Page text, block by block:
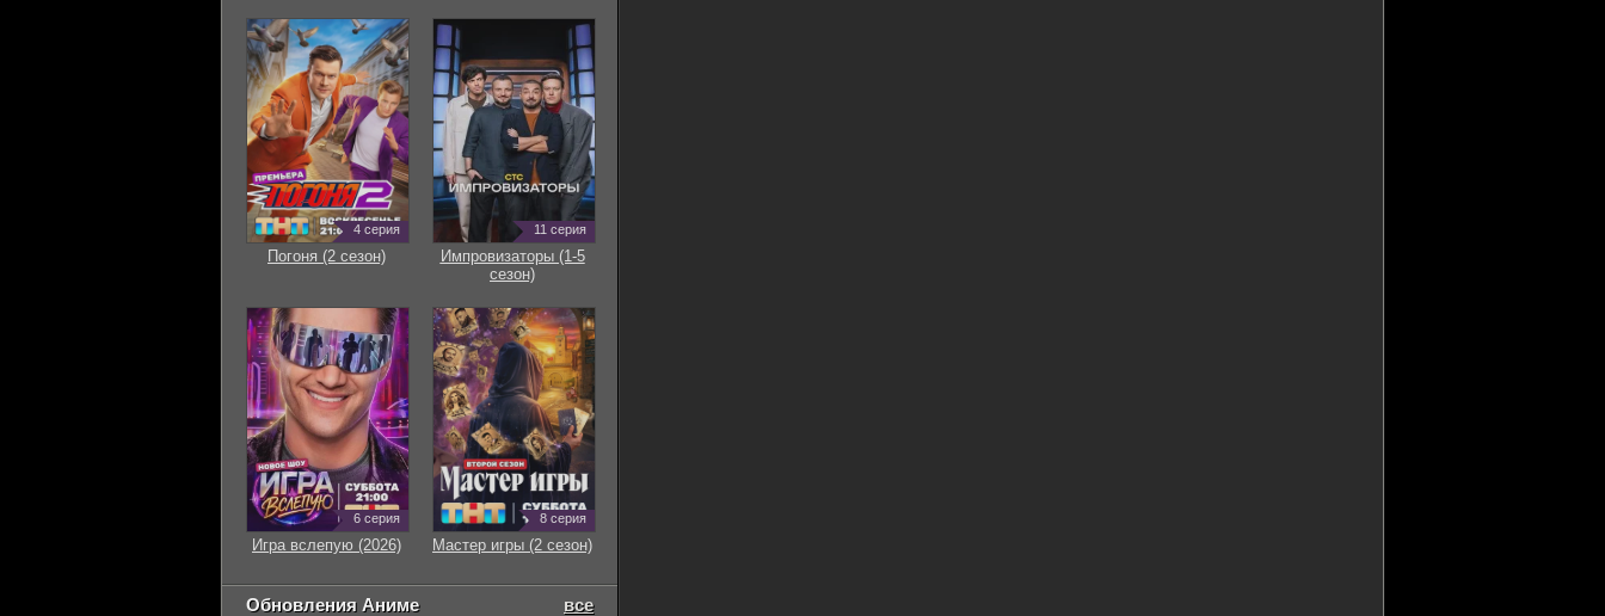
4 серия
Погоня (2 сезон)
11 серия
Импровизаторы (1-5
сезон)
6 серия
Игра вслепую (2026)
8 серия
Мастер игры (2 сезон)
Обновления Аниме все